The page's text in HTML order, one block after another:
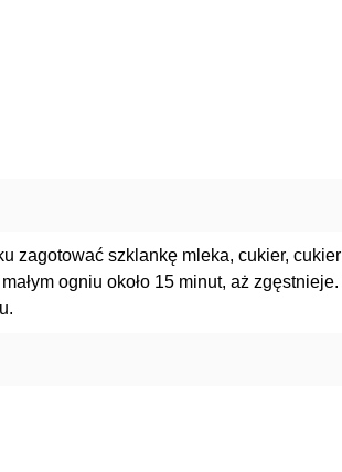
zagotować szklankę mleka, cukier,
ogniu około 15 minut, aż